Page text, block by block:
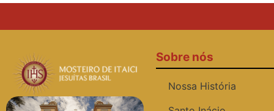
Sobre nós
Nossa História